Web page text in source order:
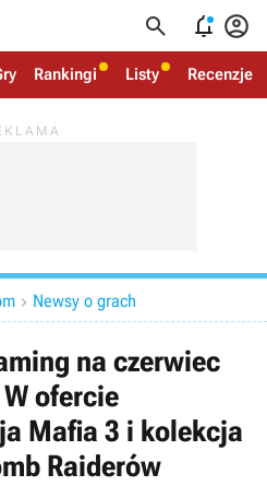
  
Rankingi Listy Recenzje
 Newsy o grach
na czerwiec
ofercie
Mafia 3 i kolekcja
Raiderów